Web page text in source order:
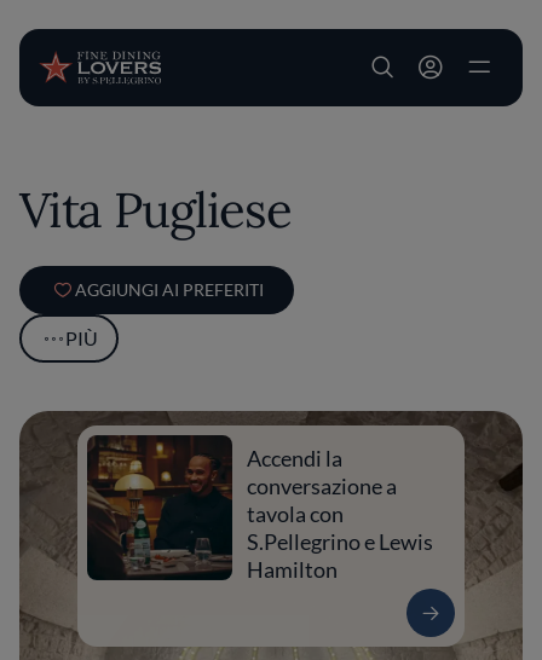
User account
Vita Pugliese
AGGIUNGI AI PREFERITI
PIÙ
Accendi la
conversazione a
tavola con
S.Pellegrino e Lewis
Hamilton